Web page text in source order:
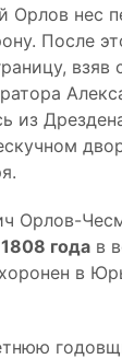
Орлов нес
После
взяв
из
Орлов-
года в
в